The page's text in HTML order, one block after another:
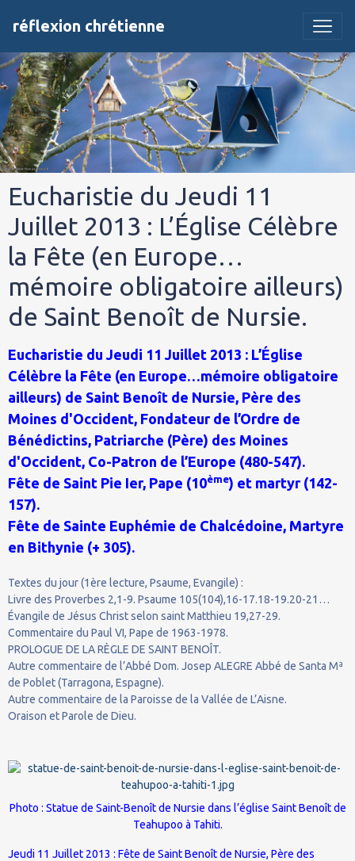
réflexion chrétienne
Eucharistie du Jeudi 11
Juillet 2013 : L’Église Célèbre
la Fête (en Europe…
mémoire obligatoire ailleurs)
de Saint Benoît de Nursie.
Eucharistie du Jeudi 11 Juillet 2013 : L’Église
Célèbre la Fête (en Europe…mémoire obligatoire
ailleurs) de Saint Benoît de Nursie, Père des
Moines d'Occident, Fondateur de l’Ordre de
Bénédictins, Patriarche (Père) des Moines
d'Occident, Co-Patron de l’Europe (480-547).
Fête de Saint Pie Ier, Pape (10ème) et martyr (142-
157).
Fête de Sainte Euphémie de Chalcédoine, Martyre
en Bithynie (+ 305).
Textes du jour (1ère lecture, Psaume, Evangile) :
Livre des Proverbes 2,1-9. Psaume 105(104),16-17.18-19.20-21…
Évangile de Jésus Christ selon saint Matthieu 19,27-29.
Commentaire du Paul VI, Pape de 1963-1978.
PROLOGUE DE LA RÈGLE DE SAINT BENOÎT.
Autre commentaire de l’Abbé Dom. Josep ALEGRE Abbé de Santa Mª
de Poblet (Tarragona, Espagne).
Autre commentaire de la Paroisse de la Vallée de L’Aisne.
Oraison et Parole de Dieu.
Photo : Statue de Saint-Benoît de Nursie dans l’église Saint Benoît de
Teahupoo à Tahiti.
Jeudi 11 Juillet 2013 : Fête de Saint Benoît de Nursie, Père des